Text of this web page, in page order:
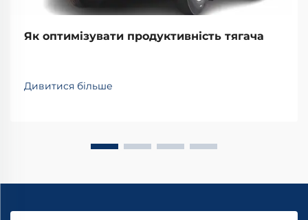
Як оптимізувати продуктивність тягача
Дивитися більше